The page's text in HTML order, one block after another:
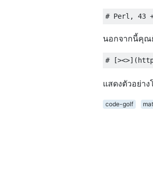
นอกจากนี้คุณ
แสดงตัวอย่าง
code-golf